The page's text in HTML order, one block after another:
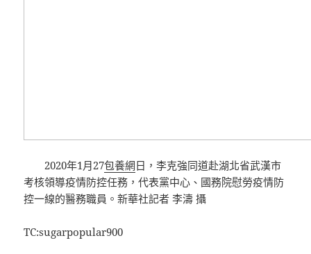
2020年1月27包養網日，李克強同道赴湖北省武漢市
考核領導疫情防控任務，代表黨中心、國務院慰勞疫情防
控一線的醫務職員。新華社記者 李濤 攝
TC:sugarpopular900